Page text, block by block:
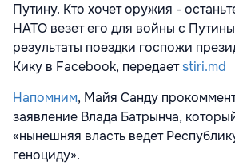
Путину. Кто хочет оружия -
НАТО везет его для войны с
результаты поездки госпожи
Кику в Facebook, передаетstiri.md
Напомним, Майя Санду
заявление Влада Батрынча,
«нынешняя власть ведет
геноциду».